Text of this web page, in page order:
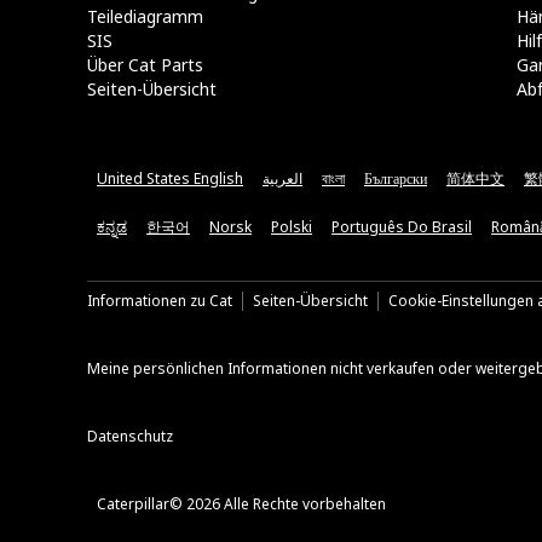
Teilediagramm
SIS
Über Cat Parts
Seiten-Übersicht
United States English العربية বাংলা Български 简体中文 繁
ಕನ್ನಡ 한국어 Norsk Polski Português Do Brasil
Informationen zu Cat Seiten-Übersicht Cookie-Einstellungen
Meine persönlichen Informationen nicht verkaufen oder
Datenschutz
Caterpillar© 2026 Alle Rechte vorbehalten